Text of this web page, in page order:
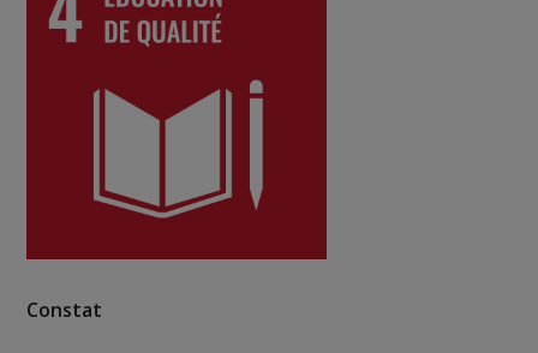
Constat